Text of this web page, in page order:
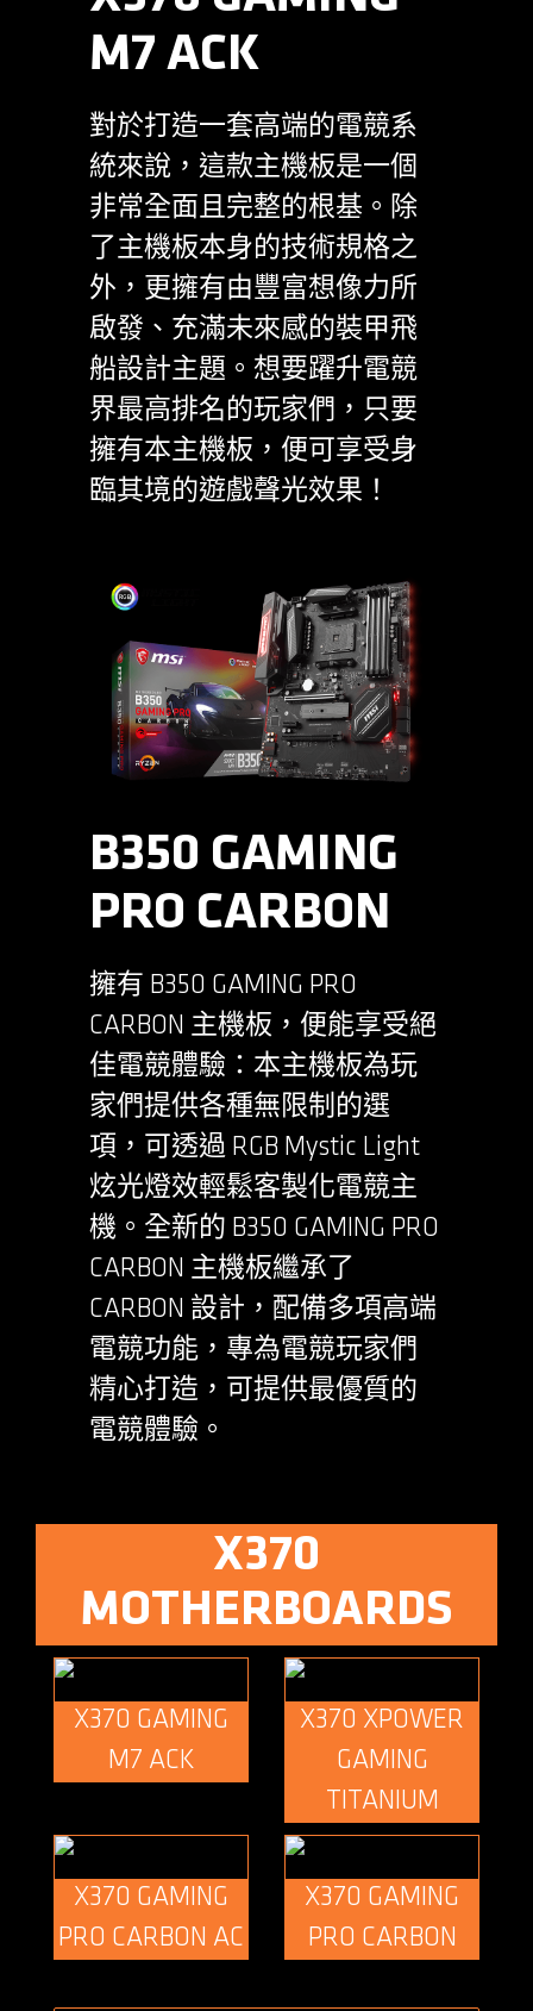
M7 ACK
對於打造一套高端的電競系
統來說，這款主機板是一個
非常全面且完整的根基。除
了主機板本身的技術規格之
外，更擁有由豐富想像力所
啟發、充滿未來感的裝甲飛
船設計主題。想要躍升電競
界最高排名的玩家們，只要
擁有本主機板，便可享受身
臨其境的遊戲聲光效果！
B350 GAMING
PRO CARBON
擁有 B350 GAMING PRO
CARBON 主機板，便能享受絕
佳電競體驗：本主機板為玩
家們提供各種無限制的選
項，可透過 RGB Mystic Light
炫光燈效輕鬆客製化電競主
機。全新的 B350 GAMING PRO
CARBON 主機板繼承了
CARBON 設計，配備多項高端
電競功能，專為電競玩家們
精心打造，可提供最優質的
電競體驗。
X370
MOTHERBOARDS
X370 GAMING
M7 ACK
X370 XPOWER
GAMING
TITANIUM
X370 GAMING
PRO CARBON AC
X370 GAMING
PRO CARBON